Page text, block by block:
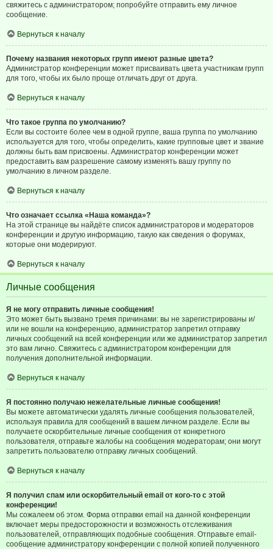
свяжитесь с администратором; попробуйте отправить ему личное
сообщение.
Вернуться к началу
Почему названия некоторых групп имеют разные цвета?
Администратор конференции может присваивать цвета участникам групп
для того, чтобы их было проще отличать друг от друга.
Вернуться к началу
Что такое группа по умолчанию?
Если вы состоите более чем в одной группе, ваша группа по умолчанию
используется для того, чтобы определить, какие групповые цвет и звание
должны быть вам присвоены. Администратор конференции может
предоставить вам разрешение самому изменять вашу группу по
умолчанию в личном разделе.
Вернуться к началу
Что означает ссылка «Наша команда»?
На этой странице вы найдёте список администраторов и модераторов
конференции и другую информацию, такую как сведения о форумах,
которые они модерируют.
Вернуться к началу
Личные сообщения
Я не могу отправить личные сообщения!
Это может быть вызвано тремя причинами: вы не зарегистрированы и/
или не вошли на конференцию, администратор запретил отправку
личных сообщений на всей конференции или же администратор запретил
это вам лично. Свяжитесь с администратором конференции для
получения дополнительной информации.
Вернуться к началу
Я постоянно получаю нежелательные личные сообщения!
Вы можете автоматически удалять личные сообщения пользователей,
используя правила для сообщений в вашем личном разделе. Если вы
получаете оскорбительные личные сообщения от конкретного
пользователя, отправьте жалобы на сообщения модераторам; они могут
запретить пользователю отправку личных сообщений.
Вернуться к началу
Я получил спам или оскорбительный email от кого-то с этой
конференции!
Мы сожалеем об этом. Форма отправки email на данной конференции
включает меры предосторожности и возможность отслеживания
пользователей, отправляющих подобные сообщения. Отправьте email-
сообщение администратору конференции с полной копией полученного